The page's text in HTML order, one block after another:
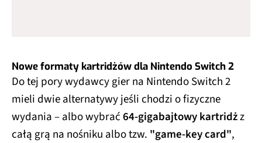
Nowe formaty kartridżów dla Nintendo Switch 2
Do tej pory wydawcy gier na Nintendo Switch 2
mieli dwie alternatywy jeśli chodzi o fizyczne
wydania – albo wybrać64‑gigabajtowy kartridżz
całą grą na nośniku albo tzw. "game‑key card",